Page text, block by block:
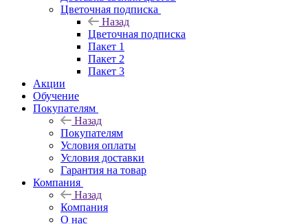
Цветочная подписка
Назад
Цветочная подписка
Пакет 1
Пакет 2
Пакет 3
Акции
Обучение
Покупателям
Назад
Покупателям
Условия оплаты
Условия доставки
Гарантия на товар
Компания
Назад
Компания
О нас